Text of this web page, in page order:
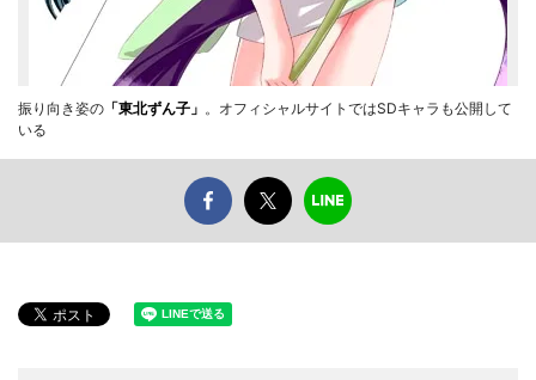
振り向き姿の 「東北ずん子」 。オフィシャルサイトではSDキャラも公開して
いる